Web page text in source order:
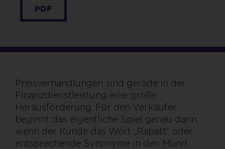
PDF
Preisverhandlungen sind gerade in der
Finanzdienstleistung eine große
Herausforderung. Für den Verkäufer
beginnt das eigentliche Spiel genau dann,
wenn der Kunde das Wort „Rabatt“ oder
entsprechende Synonyme in den Mund